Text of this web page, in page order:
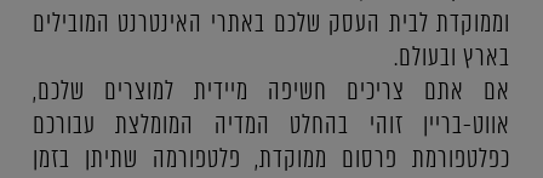
וממוקדת לבית העסק שלכם באתרי האינטרנט המובילים
בארץ ובעולם.
אם אתם צריכים חשיפה מיידית למוצרים שלכם,
אווט-בריין זוהי בהחלט המדיה המומלצת עבורכם
כפלטפורמת פרסום ממוקדת, פלטפורמה שתיתן בזמן